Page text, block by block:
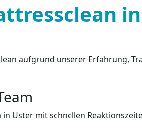
aufgrund unserer Erfahrung,
Uster mit schnellen